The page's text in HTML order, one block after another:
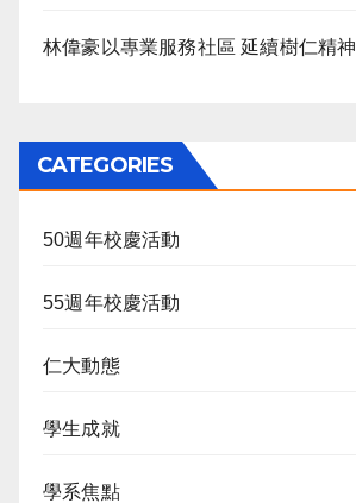
林偉豪以專業服務社區 延續樹仁精神
CATEGORIES
50週年校慶活動
55週年校慶活動
仁大動態
學生成就
學系焦點